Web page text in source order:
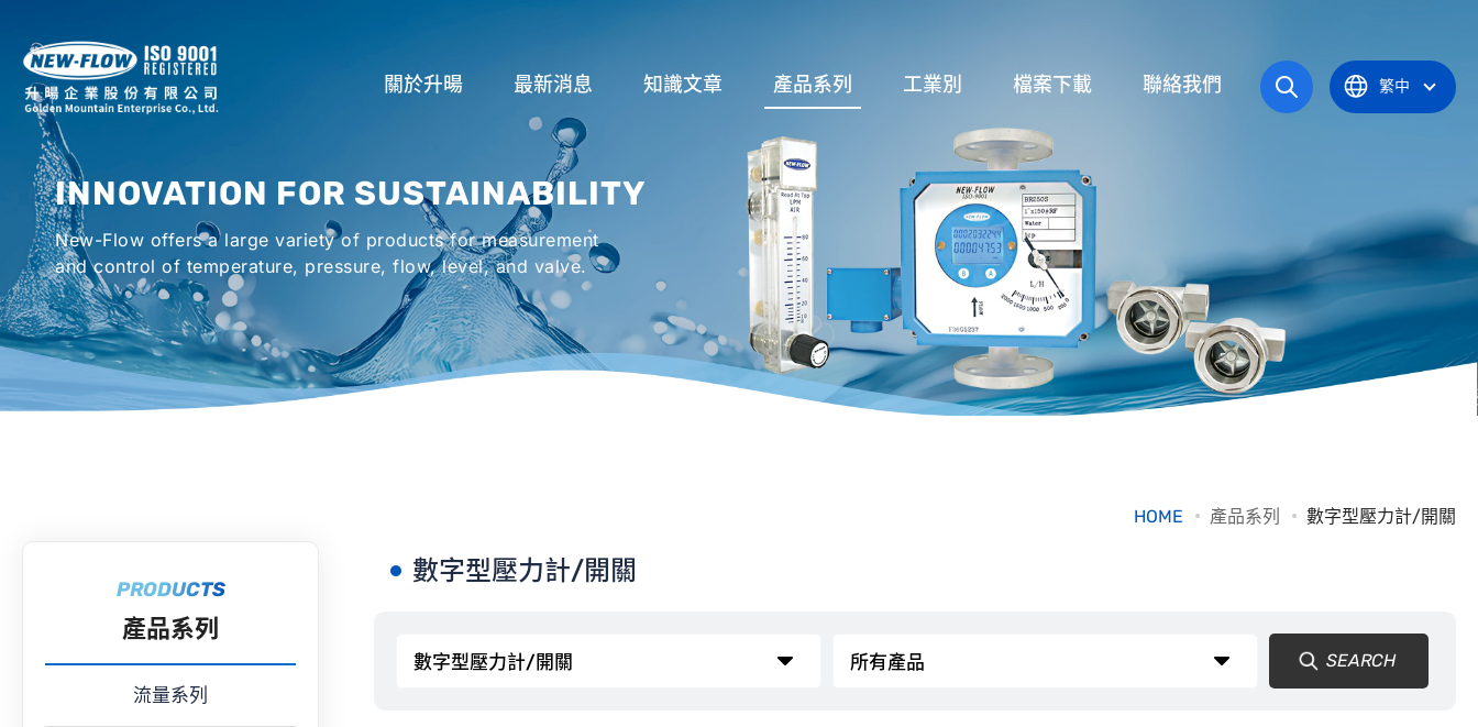
關於升暘
所在地
全球代理商
最新消息 知識文章
液位計種類及運作
壓力開關
產品系列
流量系列
液位系列
溫度系列
壓力系列
閥件系列
配件系列
工業別
潤滑系統
冷卻機組系統
烤箱及臭氧反應爐
機械密封罐系統
緊急淋浴洗眼器
檔案下載
操作手冊
產品型錄
認證證書
聯絡我們 繁中
INNOVATION FOR SUSTAINABILITY
New-Flow offers a large variety of products for measurement
and control of temperature, pressure, flow, level, and valve.
HOME 產品系列 數字型壓力計/開關
PRODUCTS
產品系列
流量系列
數字型壓力計/開關
SEARCH